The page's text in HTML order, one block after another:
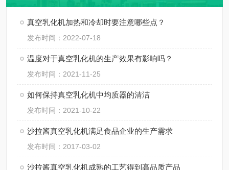
真空乳化机加热和冷却时要注意哪些点？
发布时间：2022-07-18
温度对于真空乳化机的生产效果有影响吗？
发布时间：2021-11-25
如何保持真空乳化机中均质器的清洁
发布时间：2021-10-22
沙拉酱真空乳化机满足食品企业的生产需求
发布时间：2017-03-02
沙拉酱真空乳化机成熟的工艺得到高品质产品